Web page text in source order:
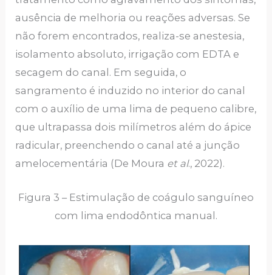
ausência de melhoria ou reações adversas. Se
não forem encontrados, realiza-se anestesia,
isolamento absoluto, irrigação com EDTA e
secagem do canal. Em seguida, o
sangramento é induzido no interior do canal
com o auxílio de uma lima de pequeno calibre,
que ultrapassa dois milímetros além do ápice
radicular, preenchendo o canal até a junção
amelocementária (De Moura et al., 2022).
Figura 3 – Estimulação de coágulo sanguíneo
com lima endodôntica manual.